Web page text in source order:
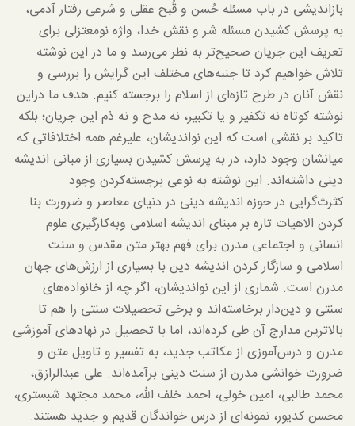
بازاندیشی در باب مسئله حُسن و قُبح عقلی و شرعی رفتار آدمی،
به پرسش کشیدن مسئله شر و نقش خدا، واژه نومعتزلی برای
تعریف این جریان صحیح‌تر به نظر می‌رسد و ما در این نوشته
تلاش خواهیم کرد تا جنبه‌های مختلف این گرایش را بررسی و
نقش آنان در طرح تازه‌ای از اسلام را برجسته کنیم. هدف ما دراین
نوشته کوتاه نه تکفیر و یا تکبیر، نه مدح و نه ذم این جریان؛ بلکه
تاکید بر نقشی است که این نواندیشان، علیرغم همه اختلافاتی که
میانشان وجود دارد، در به پرسش کشیدن بسیاری از مبانی اندیشه
دینی داشته‌اند. این نوشته به نوعی برجسته‌کردن وجود
کثرث‌گرایی در حوزه اندیشه دینی در دنیای معاصر و ضرورت بنا
کردن الاهیات تازه بر مبنای اندیشه اسلامی وبه‌کارگیری علوم
انسانی و اجتماعی مدرن برای فهم بهتر متن مقدس و سنت
اسلامی و سازگار کردن اندیشه دین با بسیاری از ارزش‌های جهان
مدرن است. شماری از این نواندیشان، اگر چه از خانواده‌های
سنتی و دین‌دار برخاسته‌اند و برخی تحصیلات سنتی را هم تا
بالاترین مدارج آن طی کرده‌اند، اما با تحصیل در نهادهای آموزشی
مدرن و درس‌آموزی از مکاتب جدید، به تفسیر و تاویل متن و
ضرورت خوانشی مدرن از سنت دینی برآمده‌اند. علی عبدالرازق،
محمد طالبی، امین خولی، احمد خلف الله، محمد مجتهد شبستری،
محسن کدیور، نمونه‌ای از درس خواندگان قدیم و جدید هستند.